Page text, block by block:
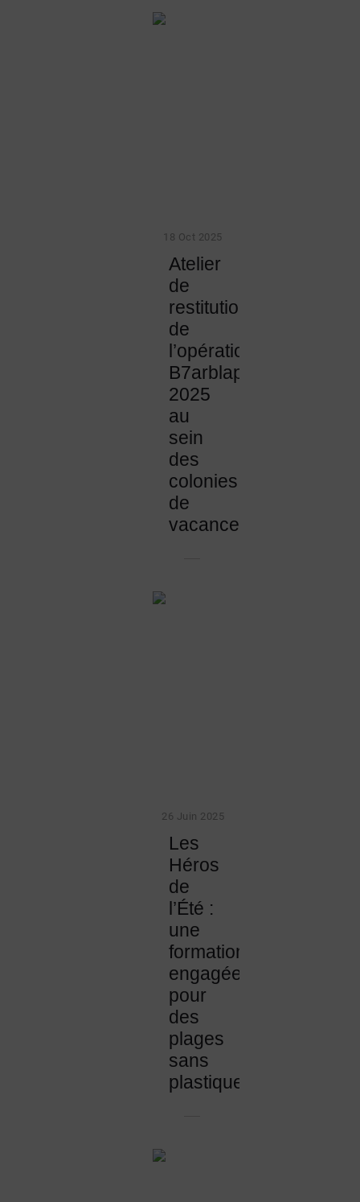
18 Oct 2025
Atelier
de
restitution
de
l’opération
B7arblaplastic
2025
au
sein
des
colonies
de
vacances
26 Juin 2025
Les
Héros
de
l’Été :
une
formation
engagée
pour
des
plages
sans
plastique